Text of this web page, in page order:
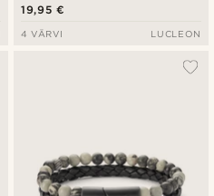
19,95 €
4 VÄRVI LUCLEON